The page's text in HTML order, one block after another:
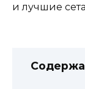
и лучшие